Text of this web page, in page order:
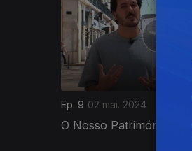
Ep. 9 02 mai. 2024
O Nosso Património